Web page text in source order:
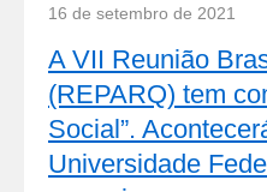
16 de setembro de 2021
A VII Reunião
(REPARQ) tem
Social”.
Universidade